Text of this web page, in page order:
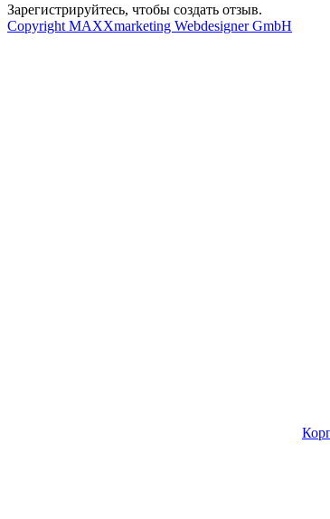
Зарегистрируйтесь, чтобы создать отзыв.
Copyright MAXXmarketing Webdesigner GmbH